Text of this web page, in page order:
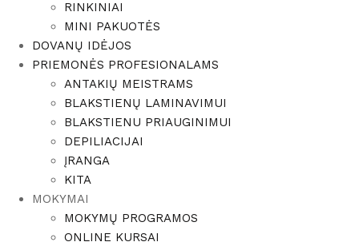
RINKINIAI
MINI PAKUOTĖS
DOVANŲ IDĖJOS
PRIEMONĖS PROFESIONALAMS
ANTAKIŲ MEISTRAMS
BLAKSTIENŲ LAMINAVIMUI
BLAKSTIENU PRIAUGINIMUI
DEPILIACIJAI
ĮRANGA
KITA
MOKYMAI
MOKYMŲ PROGRAMOS
ONLINE KURSAI